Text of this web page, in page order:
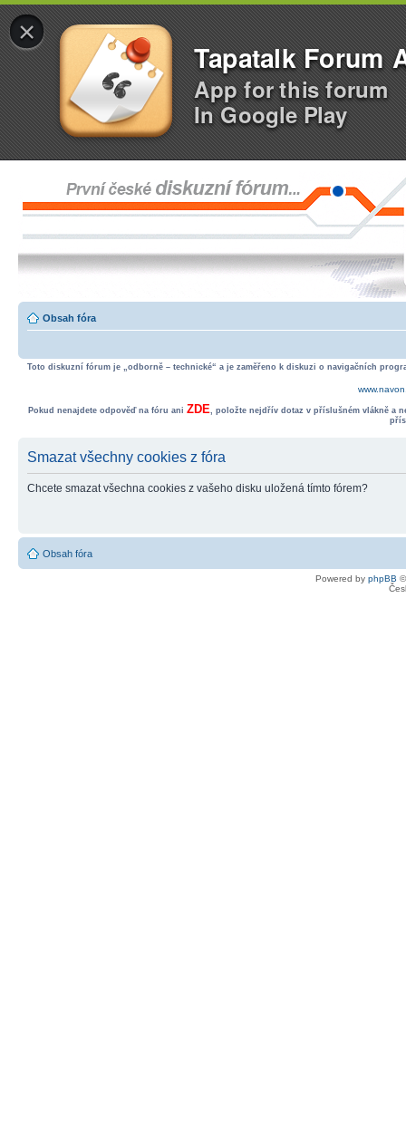
×
Tapatalk Forum
App for this forum
In Google Play
Obsah fóra
Toto diskuzní fórum je „odborně – technické“ a je zaměřeno k diskuzi o navigačních
Pokud nenajdete odpověď na fóru ani ZDE, položte nejdřív dotaz v příslušném vlákně a
Smazat všechny cookies z fóra
Chcete smazat všechna cookies z vašeho disku uložená tímto fórem?
Obsah fóra
Powered by phpBB